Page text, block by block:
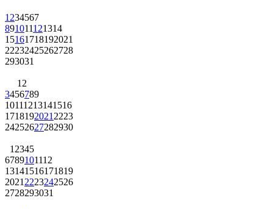
1 234567
891011121314
15161718192021
22232425262728
293031
1 2
3456789
10111213141516
1718192021 2223
24252627282930
1 2345
6789101112
13141516171819
2021 2223242526
2728293031